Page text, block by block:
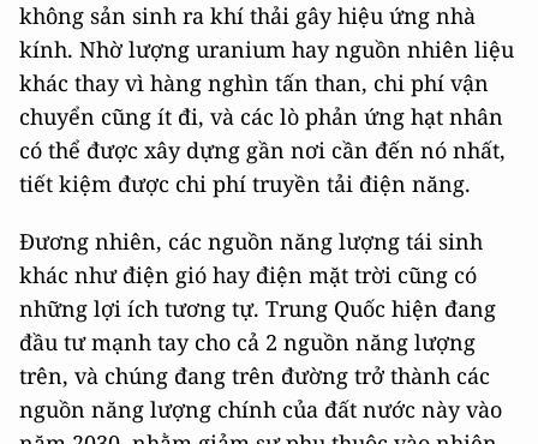
không sản sinh ra khí thải gây hiệu ứng nhà
kính. Nhờ lượng uranium hay nguồn nhiên liệu
khác thay vì hàng nghìn tấn than, chi phí vận
chuyển cũng ít đi, và các lò phản ứng hạt nhân
có thể được xây dựng gần nơi cần đến nó nhất,
tiết kiệm được chi phí truyền tải điện năng.
Đương nhiên, các nguồn năng lượng tái sinh
khác như điện gió hay điện mặt trời cũng có
những lợi ích tương tự. Trung Quốc hiện đang
đầu tư mạnh tay cho cả 2 nguồn năng lượng
trên, và chúng đang trên đường trở thành các
nguồn năng lượng chính của đất nước này vào